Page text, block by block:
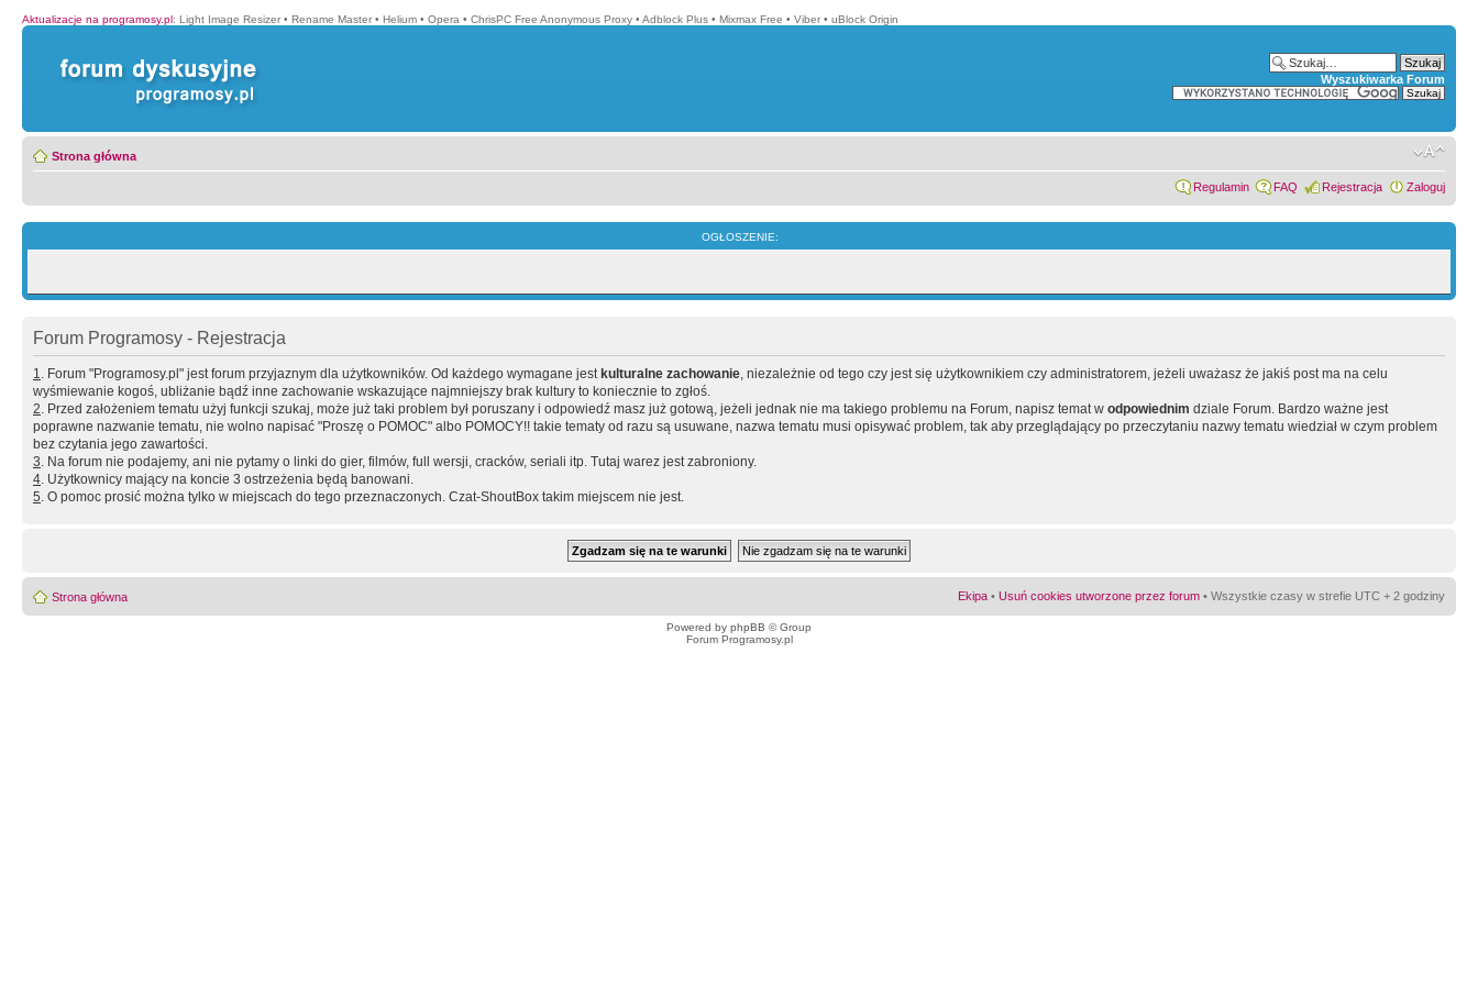
Aktualizacje na programosy.pl: Light Image Resizer • Rename Master • Helium • Opera • ChrisPC Free Anonymous Proxy • Adblock Plus • Mixmax Free • Viber • uBlock Origin
Wyszukiwarka Forum
Strona główna
Regulamin FAQ Rejestracja Zaloguj
OGŁOSZENIE:
Forum Programosy - Rejestracja
1. Forum "Programosy.pl" jest forum przyjaznym dla użytkowników. Od każdego wymagane jest kulturalne zachowanie, niezależnie od tego czy jest się użytkownikiem czy administratorem, jeżeli uważasz że jakiś post ma na celu
wyśmiewanie kogoś, ubliżanie bądź inne zachowanie wskazujące najmniejszy brak kultury to koniecznie to zgłoś.
2. Przed założeniem tematu użyj funkcji szukaj, może już taki problem był poruszany i odpowiedź masz już gotową, jeżeli jednak nie ma takiego problemu na Forum, napisz temat w odpowiednim dziale Forum. Bardzo ważne jest
poprawne nazwanie tematu, nie wolno napisać "Proszę o POMOC" albo POMOCY!! takie tematy od razu są usuwane, nazwa tematu musi opisywać problem, tak aby przeglądający po przeczytaniu nazwy tematu wiedział w czym problem
bez czytania jego zawartości.
3. Na forum nie podajemy, ani nie pytamy o linki do gier, filmów, full wersji, cracków, seriali itp. Tutaj warez jest zabroniony.
4. Użytkownicy mający na koncie 3 ostrzeżenia będą banowani.
5. O pomoc prosić można tylko w miejscach do tego przeznaczonych. Czat-ShoutBox takim miejscem nie jest.
Strona główna Ekipa • Usuń cookies utworzone przez forum • Wszystkie czasy w strefie UTC + 2 godziny
Powered by phpBB © Group
Forum Programosy.pl